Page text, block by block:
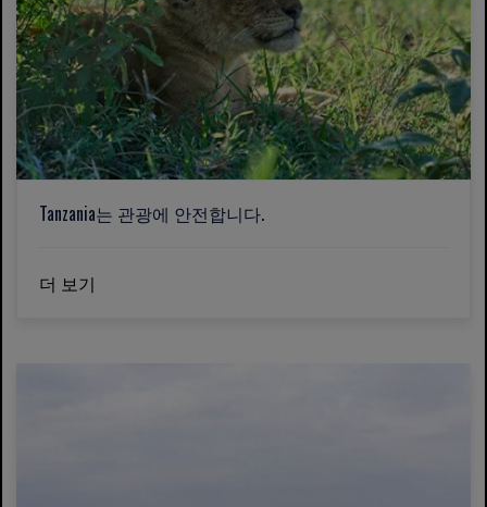
Tanzania는 관광에 안전합니다.
더 보기